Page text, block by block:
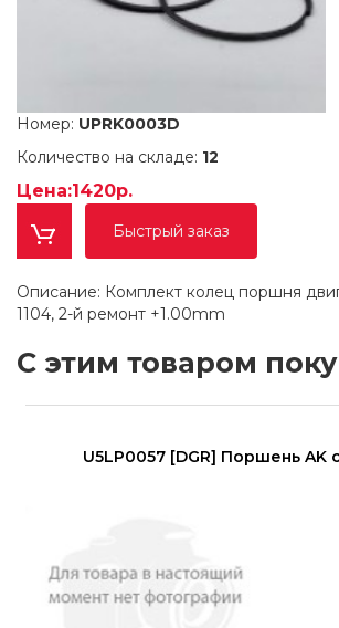
Номер: UPRK0003D
Количество на складе: 12
Цена:1420р.
Быстрый заказ
Описание: Комплект колец поршня
1104, 2-й ремонт +1.00mm
С этим товаром
U5LP0057 [DGR] Поршень AK